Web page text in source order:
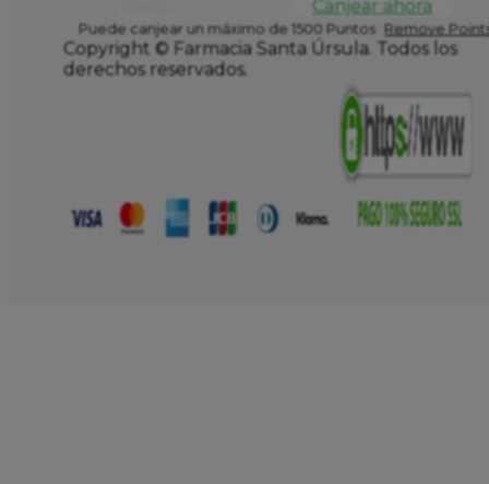
Canjear ahora
Puede canjear un máximo de 1500 Puntos Remove
Copyright © Farmacia Santa Úrsula. Todos los
derechos reservados.